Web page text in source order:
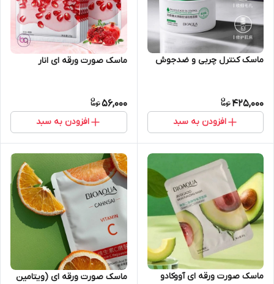
ماسک کنترل چربی و ضدجوش
425,000
افزودن به سبد
ماسک صورت ورقه ای انار
56,000
افزودن به سبد
ماسک صورت ورقه ای آووکادو
ماسک صورت ورقه ای (ویتامین